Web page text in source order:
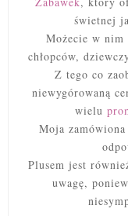
świetnej
Możecie w nim
chłopców,
Z tego co
niewygórowaną
wielu
Moja
Plusem jest
uwagę,